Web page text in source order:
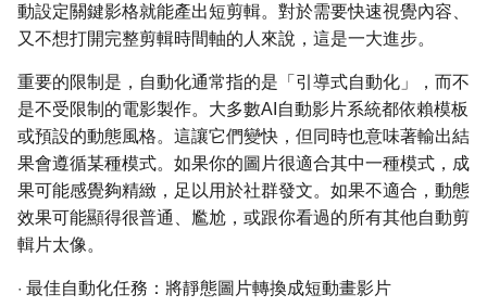
動設定關鍵影格就能產出短剪輯。對於需要快速視覺內容、
又不想打開完整剪輯時間軸的人來說，這是一大進步。
重要的限制是，自動化通常指的是「引導式自動化」，而不
是不受限制的電影製作。大多數AI自動影片系統都依賴模板
或預設的動態風格。這讓它們變快，但同時也意味著輸出結
果會遵循某種模式。如果你的圖片很適合其中一種模式，成
果可能感覺夠精緻，足以用於社群發文。如果不適合，動態
效果可能顯得很普通、尷尬，或跟你看過的所有其他自動剪
輯片太像。
· 最佳自動化任務：將靜態圖片轉換成短動畫影片